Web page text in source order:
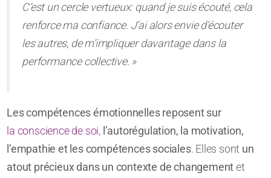
C’est un cercle vertueux: quand je suis écouté, cela
renforce ma confiance. J’ai alors envie d’écouter
les autres, de m’impliquer davantage dans la
performance collective. »
Les compétences émotionnelles reposent sur
la conscience de soi, l’autorégulation, la motivation,
l’empathie et les compétences sociales. Elles sont un
atout précieux dans un contexte de changementet